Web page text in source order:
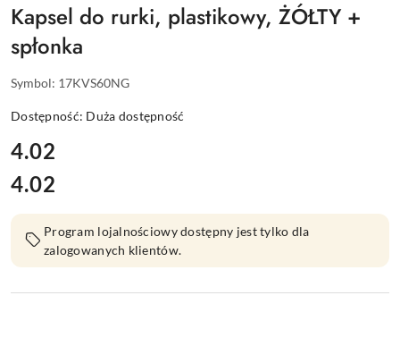
Kapsel do rurki, plastikowy, ŻÓŁTY +
spłonka
Symbol: 17KVS60NG
Dostępność: Duża dostępność
cena:
4.02
Cena:
4.02
Program lojalnościowy dostępny jest tylko dla
zalogowanych klientów.